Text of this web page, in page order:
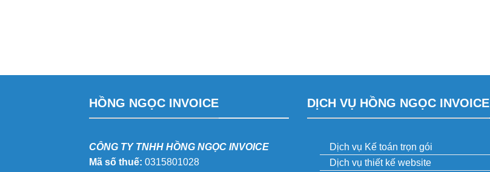
HỒNG NGỌC INVOICE
CÔNG TY TNHH HỒNG NGỌC INVOICE
Mã số thuế: 0315801028
DỊCH VỤ HỒNG NGỌC INVOICE
Dịch vụ Kế toán trọn gói
Dịch vụ thiết kế website